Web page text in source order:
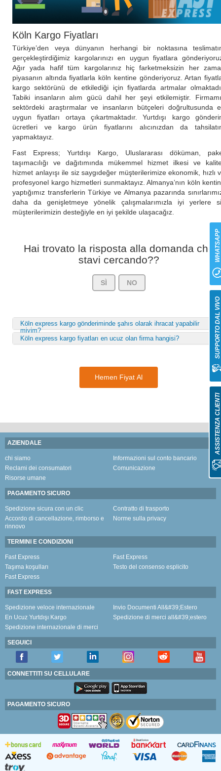
Köln Kargo Fiyatları
Türkiye’den veya dünyanın herhangi bir noktasına
gerçekleştirdiğimiz kargolarınızı en uygun fiyatlara
Ağır yada hafif tüm kargolarınız hiç farketmeksizin her
piyasanın altında fiyatlarla köln kentine gönderiyoruz. Artan
kargo sektörünü de etkilediği için fiyatlarda artmalar
Tabiki insanların alım gücü dahil her şeyi etkilemiştir.
sektördeki araştırmalar ve insanların bütçeleri doğrultusunda
uygun fiyatları ortaya çıkartmaktadır. Yurtdışı kargo
ücretleri ve kargo ürün fiyatlarını alıcınızdan da
yapmaktayız.
Fast Express; Yurtdışı Kargo, Uluslararası döküman,
taşımacılığı ve dağıtımında mükemmel hizmet ilkesi ve
hizmet anlayışı ile siz saygıdeğer müşterilerimize ekonomik, hızlı
profesyonel kargo hizmetleri sunmaktayız. Almanya’nın köln
yaptığımız transferlerin Türkiye ve Almanya pazarında
daha da genişletmeye yönelik çalışmalarımızla iyi yerlere
müşterilerimizin desteğiyle en iyi şekilde ulaşacağız.
Hai trovato la risposta alla domanda che
stavi cercando??
SÌ NO
Köln express kargo gönderiminde şahıs olarak ihracat yapabilir
miyim?
Köln express kargo fiyatları en ucuz olan firma hangisi?
Hemen Fiyat Al
AZIENDALE
chi siamo
Informazioni sul conto bancario
Reclami dei consumatori
Comunicazione
Risorse umane
PAGAMENTO SICURO
Spedizione sicura con un clic
Contratto di trasporto
Accordo di cancellazione, rimborso e
rinnovo
Norme sulla privacy
TERMINI E CONDIZIONI
Fast Express
Fast Express
Taşıma koşulları
Testo del consenso esplicito
Fast Express
FAST EXPRESS
Spedizione veloce internazionale
Invio Documenti All&#39;Estero
En Ucuz Yurtdışı Kargo
Spedizione di merci all&#39;estero
Spedizione internazionale di merci
SEGUICI
CONNETTITI SU CELLULARE
PAGAMENTO SICURO
ASSISTENZA CLIENTI
SUPPORTO DAL VIVO
WHATSAPP